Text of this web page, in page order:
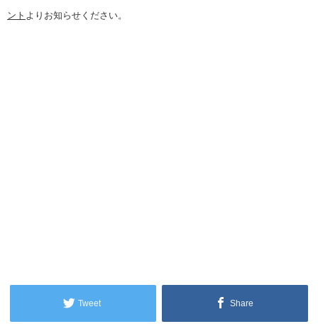
ント よりお知らせください。
Tweet Share